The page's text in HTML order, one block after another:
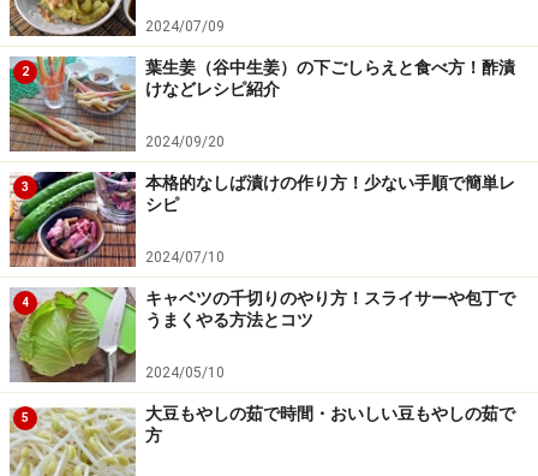
法に注意してください。
【編集部おすすめの購入サイト】
Amazonで人気レシピの書籍をチェック！
楽天市場で人気レシピの書籍をチェック！
2024/07/09
2
葉生姜（谷中生姜）の下ごしらえと食べ方！酢漬
けなどレシピ紹介
2024/09/20
3
本格的なしば漬けの作り方！少ない手順で簡単レ
シピ
2024/07/10
4
キャベツの千切りのやり方！スライサーや包丁で
うまくやる方法とコツ
2024/05/10
5
大豆もやしの茹で時間・おいしい豆もやしの茹で
方